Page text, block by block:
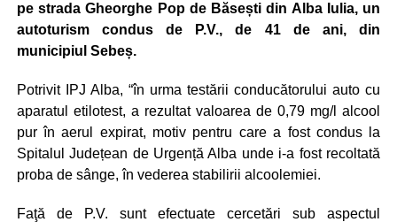
pe strada Gheorghe Pop de Băsești din Alba Iulia, un
autoturism condus de P.V., de 41 de ani, din
municipiul Sebeș.
Potrivit IPJ Alba, “în urma testării conducătorului auto cu
aparatul etilotest, a rezultat valoarea de 0,79 mg/l alcool
pur în aerul expirat, motiv pentru care a fost condus la
Spitalul Județean de Urgență Alba unde i-a fost recoltată
proba de sânge, în vederea stabilirii alcoolemiei.
Faţă de P.V. sunt efectuate cercetări sub aspectul